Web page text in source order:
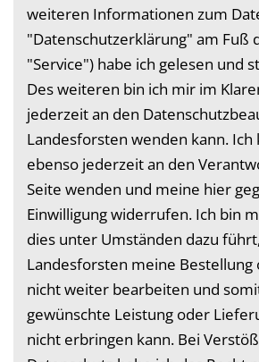
weiteren Informationen zum
"Datenschutzerklärung" am Fuß
"Service") habe ich gelesen und
Des weiteren bin ich mir im
jederzeit an den
Landesforsten wenden kann. Ich
ebenso jederzeit an den
Seite wenden und meine hier
Einwilligung widerrufen. Ich bin
dies unter Umständen dazu
Landesforsten meine
nicht weiter bearbeiten und
gewünschte Leistung oder
nicht erbringen kann. Bei